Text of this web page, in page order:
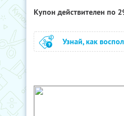
Купон действителен по
Узнай, как